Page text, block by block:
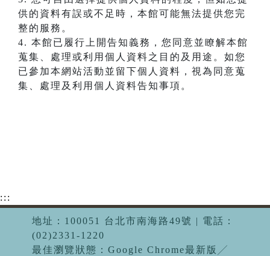
供的資料有誤或不足時，本館可能無法提供您完
整的服務。
4. 本館已履行上開告知義務，您同意並瞭解本館
蒐集、處理或利用個人資料之目的及用途。如您
已參加本網站活動並留下個人資料，視為同意蒐
集、處理及利用個人資料告知事項。
:::
地址：100051 台北市南海路49號 | 電話：
(02)2331-1220
最佳瀏覽狀態：Google Chrome最新版╱